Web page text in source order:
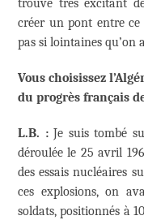
trouve très excitant
créer un pont entre ce
pas si lointaines qu’on
Vous choisissez
du progrès français
L.B. :Je suis tombé
déroulée le 25 avril
des essais nucléaires
ces explosions, on
soldats, positionnés à